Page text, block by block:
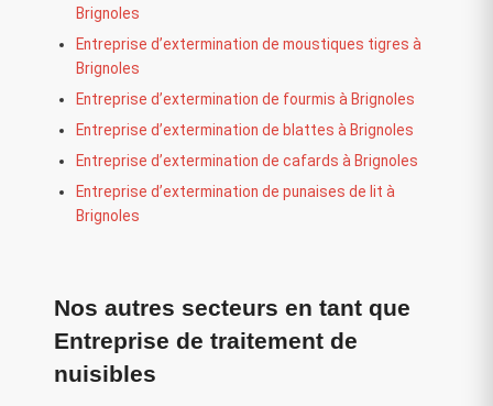
Brignoles
Entreprise d’extermination de moustiques tigres à
Brignoles
Entreprise d’extermination de fourmis à Brignoles
Entreprise d’extermination de blattes à Brignoles
Entreprise d’extermination de cafards à Brignoles
Entreprise d’extermination de punaises de lit à
Brignoles
Nos autres secteurs en tant que
Entreprise de traitement de
nuisibles